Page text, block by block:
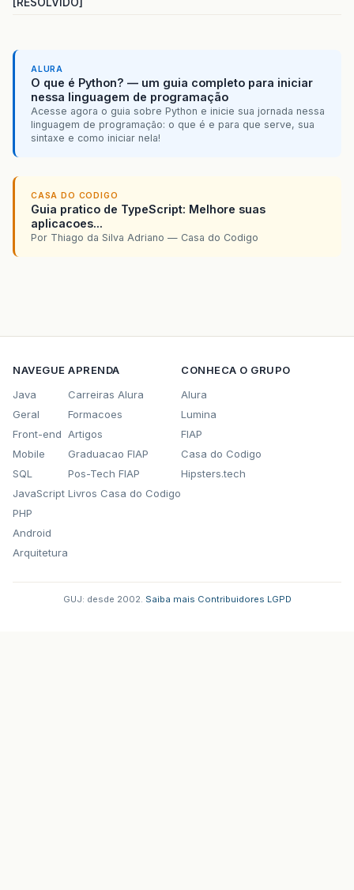
ALURA
O que é Python? — um guia completo para iniciar
nessa linguagem de programação
Acesse agora o guia sobre Python e inicie sua jornada nessa
linguagem de programação: o que é e para que serve, sua
sintaxe e como iniciar nela!
CASA DO CODIGO
Guia pratico de TypeScript: Melhore suas
aplicacoes...
Por Thiago da Silva Adriano — Casa do Codigo
NAVEGUE
Java
Geral
Front-end
Mobile
SQL
JavaScript
PHP
Android
Arquitetura
APRENDA
Carreiras Alura
Formacoes
Artigos
Graduacao FIAP
Pos-Tech FIAP
Livros Casa do Codigo
CONHECA O GRUPO
Alura
Lumina
FIAP
Casa do Codigo
Hipsters.tech
GUJ: desde 2002. Saiba mais Contribuidores LGPD